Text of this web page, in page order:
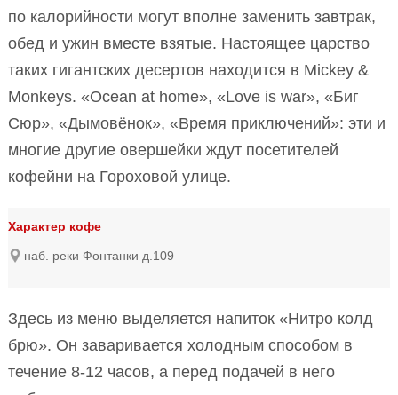
по калорийности могут вполне заменить завтрак,
обед и ужин вместе взятые. Настоящее царство
таких гигантских десертов находится в Mickey &
Monkeys. «Ocean at home», «Love is war», «Биг
Сюр», «Дымовёнок», «Время приключений»: эти и
многие другие овершейки ждут посетителей
кофейни на Гороховой улице.
Характер кофе
наб. реки Фонтанки д.109
Здесь из меню выделяется напиток «Нитро колд
брю». Он заваривается холодным способом в
течение 8-12 часов, а перед подачей в него